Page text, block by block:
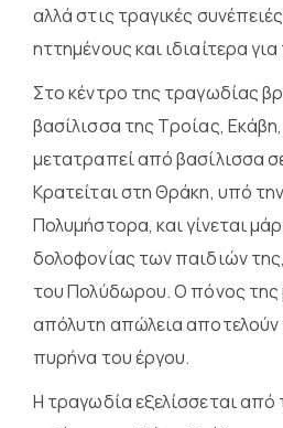
αλλά στις τραγικές
ηττημένους και ιδιαίτερα για
Στο κέντρο της τραγωδίας
βασίλισσα της Τροίας,
μετατραπεί από βασίλισσα
Κρατείται στη Θράκη, υπό
Πολυμήστορα, και γίνεται
δολοφονίας των παιδιών
του Πολύδωρου. Ο πόνος της
απόλυτη απώλεια αποτελούν
πυρήνα του έργου.
Η τραγωδία εξελίσσεται από